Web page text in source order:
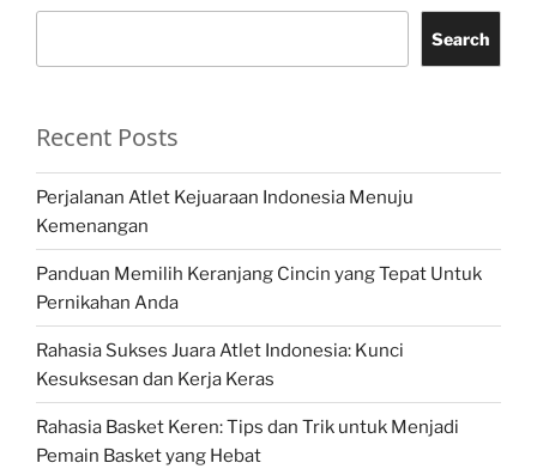
Search
Recent Posts
Perjalanan Atlet Kejuaraan Indonesia Menuju
Kemenangan
Panduan Memilih Keranjang Cincin yang Tepat Untuk
Pernikahan Anda
Rahasia Sukses Juara Atlet Indonesia: Kunci
Kesuksesan dan Kerja Keras
Rahasia Basket Keren: Tips dan Trik untuk Menjadi
Pemain Basket yang Hebat